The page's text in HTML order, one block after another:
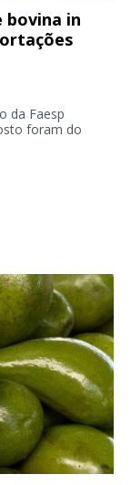
bovina in
da Faesp
foram do